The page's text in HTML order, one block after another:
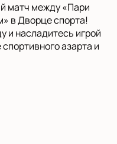
матч между «Пари
в Дворце спорта!
насладитесь игрой
азарта и